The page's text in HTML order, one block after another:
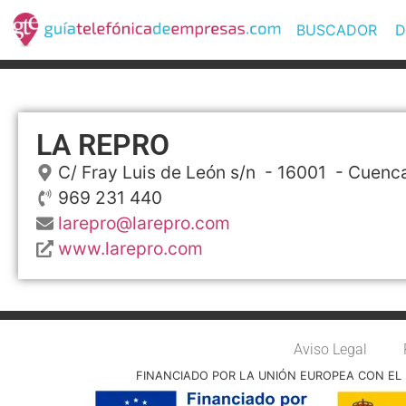
BUSCADOR
LA REPRO
C/ Fray Luis de León s/n - 16001 -
969 231 440
larepro@larepro.com
www.larepro.com
Aviso Legal
FINANCIADO POR LA UNIÓN EUROPEA CON